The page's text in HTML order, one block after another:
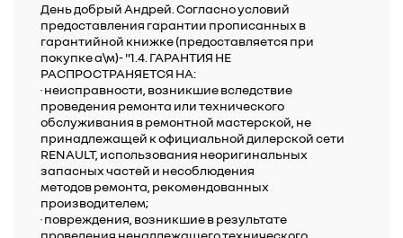
День добрый Андрей. Согласно условий
предоставления гарантии прописанных в
гарантийной книжке (предоставляется при
покупке а\м)- "1.4. ГАРАНТИЯ НЕ
РАСПРОСТРАНЯЕТСЯ НА:
· неисправности, возникшие вследствие
проведения ремонта или технического
обслуживания в ремонтной мастерской, не
принадлежащей к официальной дилерской сети
RENAULT, использования неоригинальных
запасных частей и несоблюдения
методов ремонта, рекомендованных
производителем;
· повреждения, возникшие в результате
проведения ненадлежащего технического